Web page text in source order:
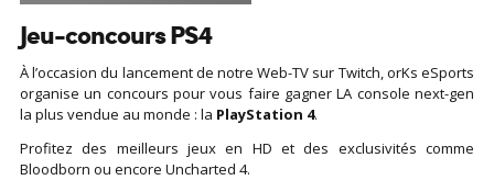
Jeu-concours PS4
À l’occasion du lancement de notre Web-TV sur Twitch, orKs eSports
organise un concours pour vous faire gagner LA console next-gen
la plus vendue au monde : la PlayStation 4.
Profitez des meilleurs jeux en HD et des exclusivités comme
Bloodborn ou encore Uncharted 4.